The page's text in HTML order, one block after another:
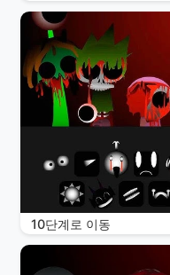
10단계로 이동